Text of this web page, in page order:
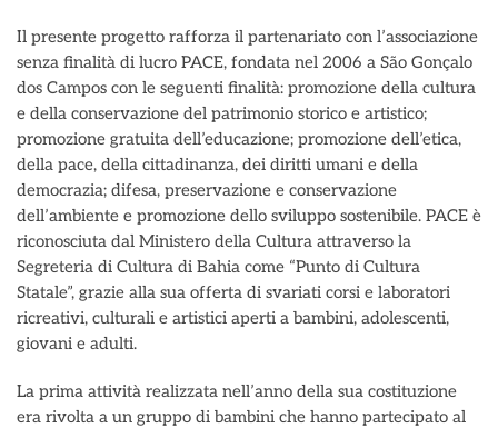
Il presente progetto rafforza il partenariato con l’associazione
senza finalità di lucro PACE, fondata nel 2006 a São Gonçalo
dos Campos con le seguenti finalità: promozione della cultura
e della conservazione del patrimonio storico e artistico;
promozione gratuita dell’educazione; promozione dell’etica,
della pace, della cittadinanza, dei diritti umani e della
democrazia; difesa, preservazione e conservazione
dell’ambiente e promozione dello sviluppo sostenibile. PACE è
riconosciuta dal Ministero della Cultura attraverso la
Segreteria di Cultura di Bahia come “Punto di Cultura
Statale”, grazie alla sua offerta di svariati corsi e laboratori
ricreativi, culturali e artistici aperti a bambini, adolescenti,
giovani e adulti.
La prima attività realizzata nell’anno della sua costituzione
era rivolta a un gruppo di bambini che hanno partecipato al